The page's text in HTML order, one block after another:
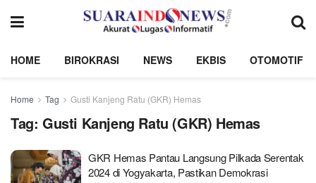
HOME BIROKRASI NEWS EKBIS OTOMOTIF
Home Tag Gusti Kanjeng Ratu (GKR) Hemas
Tag: Gusti Kanjeng Ratu (GKR) Hemas
GKR Hemas Pantau Langsung Pilkada Serentak
2024 di Yogyakarta, Pastikan Demokrasi